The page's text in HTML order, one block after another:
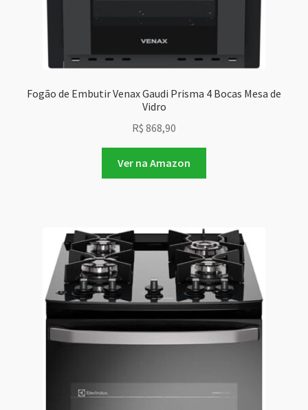
Fogão de Embutir Venax Gaudi Prisma 4 Bocas Mesa de
Vidro
R$ 868,90
Ver na Amazon